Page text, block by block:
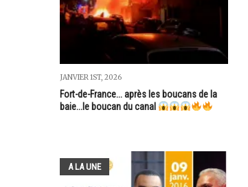
JANVIER 1ST, 2026
Fort-de-France... après les boucans de la
baie...le boucan du canal
A LA UNE